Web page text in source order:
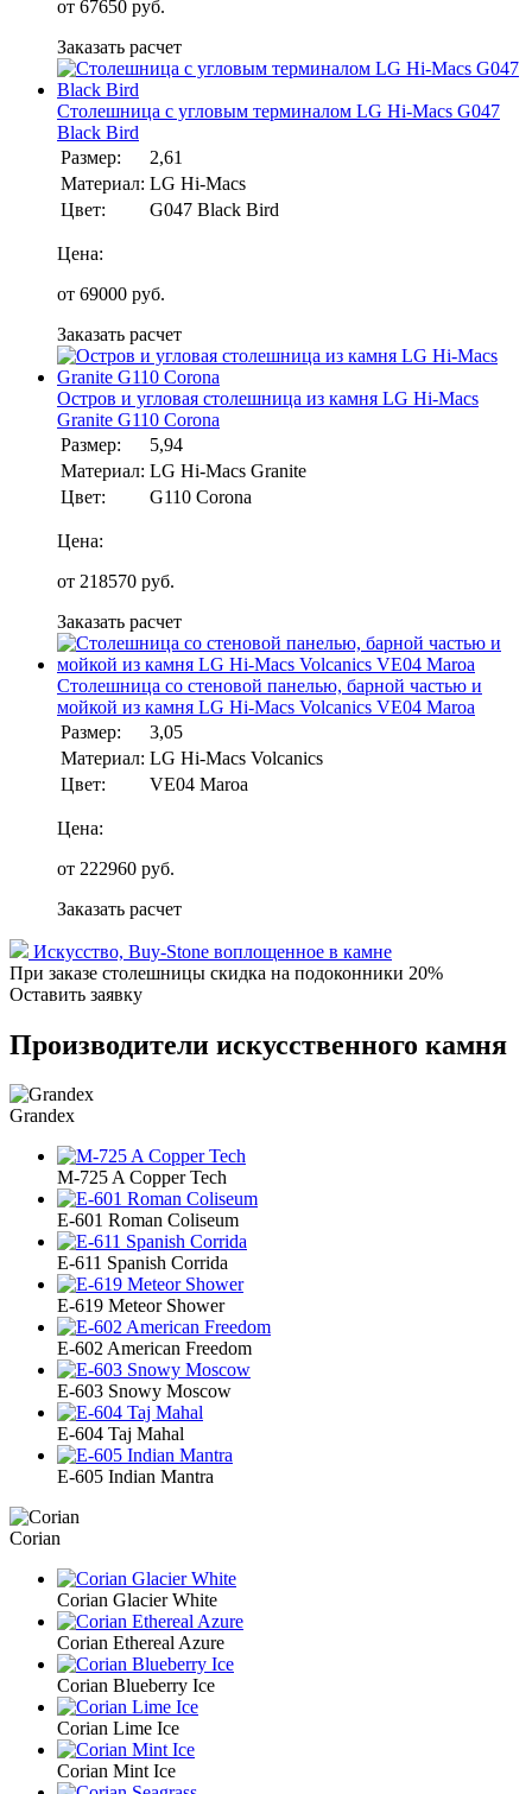
от 67650 руб.
Заказать расчет
Столешница с угловым терминалом LG Hi-Macs G047
Black Bird
Размер:
2,61
Материал: LG Hi-Macs
Цвет:
G047 Black Bird
Цена:
от 69000 руб.
Заказать расчет
Остров и угловая столешница из камня LG Hi-Macs
Granite G110 Corona
Размер:
5,94
Материал: LG Hi-Macs Granite
Цвет:
G110 Corona
Цена:
от 218570 руб.
Заказать расчет
Столешница со стеновой панелью, барной частью и
мойкой из камня LG Hi-Macs Volcanics VE04 Maroa
Размер:
3,05
Материал: LG Hi-Macs Volcanics
Цвет:
VE04 Maroa
Цена:
от 222960 руб.
Заказать расчет
Искусство, Buy-Stone воплощенное в камне
При заказе столешницы скидка на подоконники 20%
Оставить заявку
Производители искусственного камня
Grandex
M-725 A Copper Tech
E-601 Roman Coliseum
E-611 Spanish Corrida
E-619 Meteor Shower
E-602 American Freedom
E-603 Snowy Moscow
E-604 Taj Mahal
E-605 Indian Mantra
Corian
Corian Glacier White
Corian Ethereal Azure
Corian Blueberry Ice
Corian Lime Ice
Corian Mint Ice